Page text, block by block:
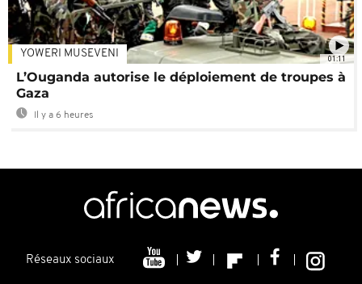
01:11
YOWERI MUSEVENI
L’Ouganda autorise le déploiement de troupes à
Gaza
Il y a 6 heures
Réseaux sociaux